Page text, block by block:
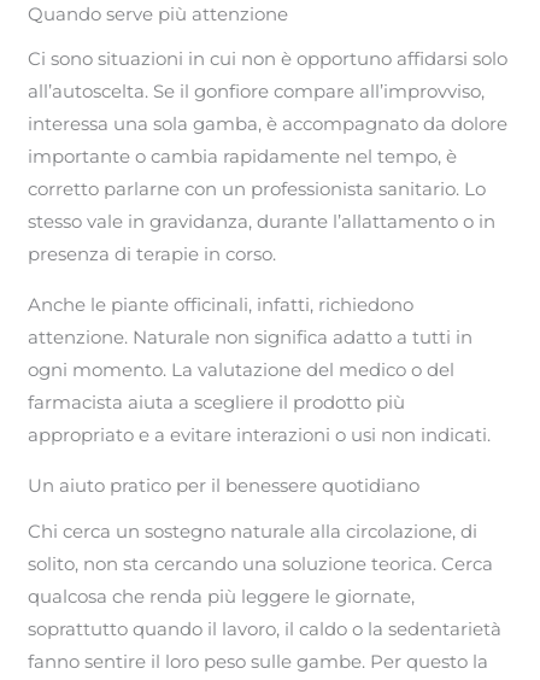
Quando serve più attenzione
Ci sono situazioni in cui non è opportuno affidarsi solo
all’autoscelta. Se il gonfiore compare all’improvviso,
interessa una sola gamba, è accompagnato da dolore
importante o cambia rapidamente nel tempo, è
corretto parlarne con un professionista sanitario. Lo
stesso vale in gravidanza, durante l’allattamento o in
presenza di terapie in corso.
Anche le piante officinali, infatti, richiedono
attenzione. Naturale non significa adatto a tutti in
ogni momento. La valutazione del medico o del
farmacista aiuta a scegliere il prodotto più
appropriato e a evitare interazioni o usi non indicati.
Un aiuto pratico per il benessere quotidiano
Chi cerca un sostegno naturale alla circolazione, di
solito, non sta cercando una soluzione teorica. Cerca
qualcosa che renda più leggere le giornate,
soprattutto quando il lavoro, il caldo o la sedentarietà
fanno sentire il loro peso sulle gambe. Per questo la